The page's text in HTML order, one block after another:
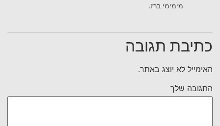
מימימי ברז.
כתיבת תגובה
האימייל לא יוצג באתר.
התגובה שלך